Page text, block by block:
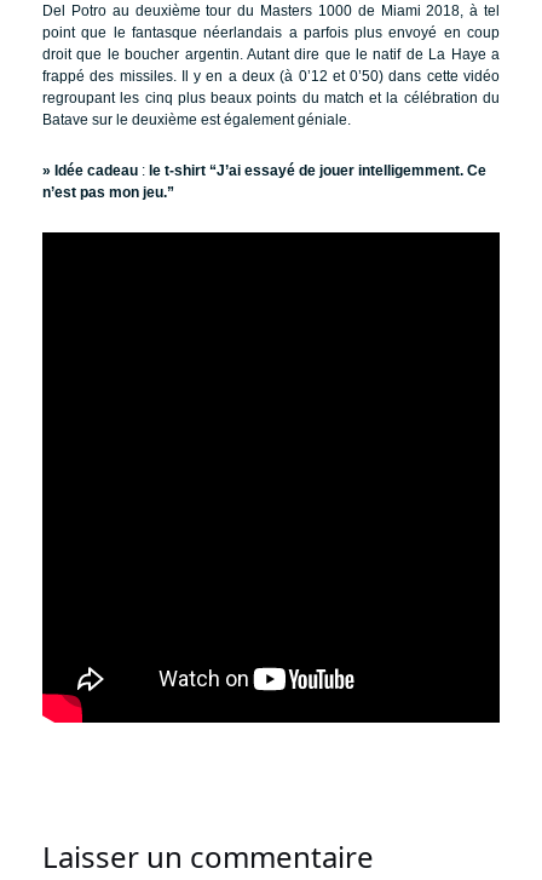
Del Potro au deuxième tour du Masters 1000 de Miami 2018, à tel
point que le fantasque néerlandais a parfois plus envoyé en coup
droit que le boucher argentin. Autant dire que le natif de La Haye a
frappé des missiles. Il y en a deux (à 0’12 et 0’50) dans cette vidéo
regroupant les cinq plus beaux points du match et la célébration du
Batave sur le deuxième est également géniale.
» Idée cadeau : le t-shirt “J’ai essayé de jouer intelligemment. Ce
n’est pas mon jeu.”
Laisser un commentaire